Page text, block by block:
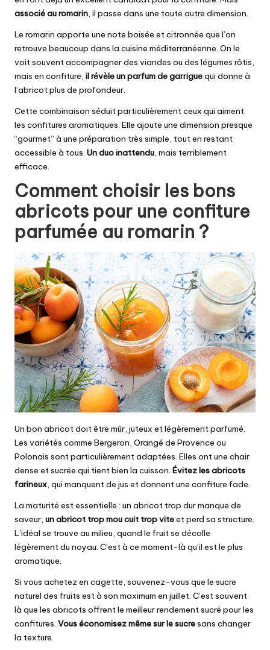
associé au romarin, il passe dans une toute autre dimension.
Le romarin apporte une note boisée et citronnée que l’on
retrouve beaucoup dans la cuisine méditerranéenne. On le
voit souvent accompagner des viandes ou des légumes rôtis,
mais en confiture, il révèle un parfum de garriguequi donne à
l’abricot plus de profondeur.
Cette combinaison séduit particulièrement ceux qui aiment
les confitures aromatiques. Elle ajoute une dimension presque
“gourmet” à une préparation très simple, tout en restant
accessible à tous. Un duo inattendu, mais terriblement
efficace.
Comment choisir les bons
abricots pour une confiture
parfumée au romarin ?
Un bon abricot doit être mûr, juteux et légèrement parfumé.
Les variétés comme Bergeron, Orangé de Provence ou
Polonais sont particulièrement adaptées. Elles ont une chair
dense et sucrée qui tient bien la cuisson. Évitez les abricots
farineux, qui manquent de jus et donnent une confiture fade.
La maturité est essentielle : un abricot trop dur manque de
saveur, un abricot trop mou cuit trop viteet perd sa structure.
L’idéal se trouve au milieu, quand le fruit se décolle
légèrement du noyau. C’est à ce moment-là qu’il est le plus
aromatique.
Si vous achetez en cagette, souvenez-vous que le sucre
naturel des fruits est à son maximum en juillet. C’est souvent
là que les abricots offrent le meilleur rendement sucré pour les
confitures. Vous économisez même sur le sucresans changer
la texture.